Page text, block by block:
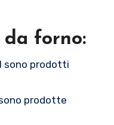
forno:
sono prodotti
prodotte